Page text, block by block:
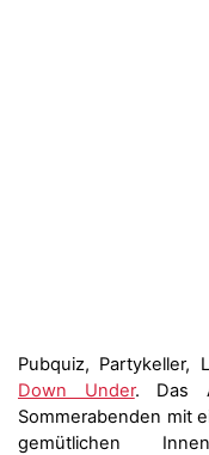
Pubquiz,
Down Under. Das
Sommerabenden mit
gemütlichen